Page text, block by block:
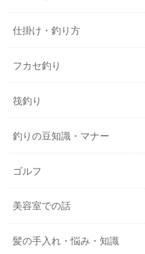
仕掛け・釣り方
フカセ釣り
筏釣り
釣りの豆知識・マナー
ゴルフ
美容室での話
髪の手入れ・悩み・知識